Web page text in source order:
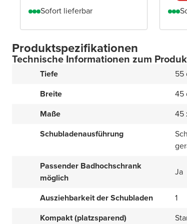
Sofort lieferbar
Produktspezifikationen
Technische Informationen zum
Tiefe
55
Breite
45
Maße
45
Schubladenausführung
Passender Badhochschrank
möglich
Ja
Ausziehbarkeit der Schubladen
1
Kompakt (platzsparend)